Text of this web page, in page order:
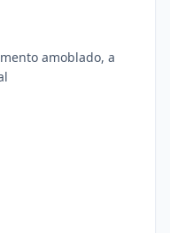
amoblado, a